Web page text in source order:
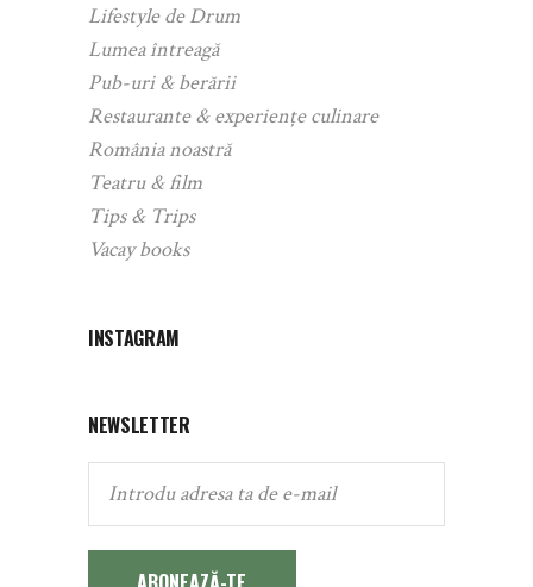
Lifestyle de Drum
Lumea întreagă
Pub-uri & berării
Restaurante & experiențe culinare
România noastră
Teatru & film
Tips & Trips
Vacay books
INSTAGRAM
NEWSLETTER